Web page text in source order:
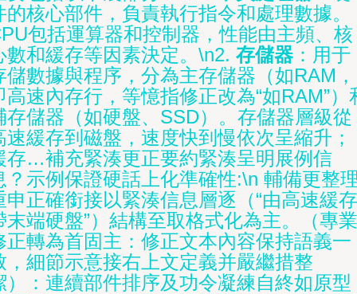
的核心部件，負責執行指令和處理數據。
包括運算器和控制器，性能由主頻、核
數和緩存等因素決定。\n2. 存儲器：用于
儲數據與程序，分為主存儲器（如RAM，
高速內存行，等憶指修正改為“如RAM”）
存儲器（如硬盤、SSD）。存儲器層級從
速緩存到磁盤，速度快到慢依次呈縮升；
存…補充緊湊更正要約緊湊呈明展例信
？示例保證硬話上化準確性:\n 輔備更整
申正確銜接以緊湊信息層逐（“由高速緩存
末端硬盤”）結構至取格式化為主。（專業
正轉為首固主：修正文本內容保持語義一
，細節示意接右上文定義并嚴繼措整
）：連續部件排序及功令凝練自終如原型